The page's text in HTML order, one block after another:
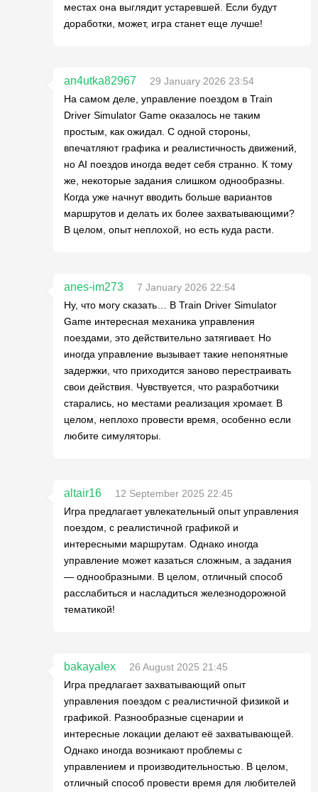
местах она выглядит устаревшей. Если будут
доработки, может, игра станет еще лучше!
an4utka82967
29 January 2026 23:54
На самом деле, управление поездом в Train
Driver Simulator Game оказалось не таким
простым, как ожидал. С одной стороны,
впечатляют графика и реалистичность движений,
но AI поездов иногда ведет себя странно. К тому
же, некоторые задания слишком однообразны.
Когда уже начнут вводить больше вариантов
маршрутов и делать их более захватывающими?
В целом, опыт неплохой, но есть куда расти.
anes-im273
7 January 2026 22:54
Ну, что могу сказать… В Train Driver Simulator
Game интересная механика управления
поездами, это действительно затягивает. Но
иногда управление вызывает такие непонятные
задержки, что приходится заново перестраивать
свои действия. Чувствуется, что разработчики
старались, но местами реализация хромает. В
целом, неплохо провести время, особенно если
любите симуляторы.
altair16
12 September 2025 22:45
Игра предлагает увлекательный опыт управления
поездом, с реалистичной графикой и
интересными маршрутам. Однако иногда
управление может казаться сложным, а задания
— однообразными. В целом, отличный способ
расслабиться и насладиться железнодорожной
тематикой!
bakayalex
26 August 2025 21:45
Игра предлагает захватывающий опыт
управления поездом с реалистичной физикой и
графикой. Разнообразные сценарии и
интересные локации делают её захватывающей.
Однако иногда возникают проблемы с
управлением и производительностью. В целом,
отличный способ провести время для любителей